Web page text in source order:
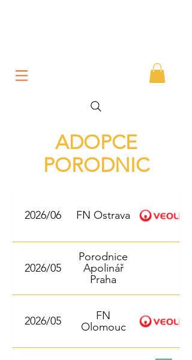
ADOPCE
PORODNIC
2026/06 FN Ostrava
2026/05
Porodnice
Apolinář
Praha
2026/05
FN
Olomouc